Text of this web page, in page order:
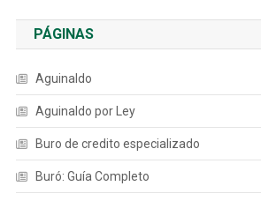
PÁGINAS
Aguinaldo
Aguinaldo por Ley
Buro de credito especializado
Buró: Guía Completo